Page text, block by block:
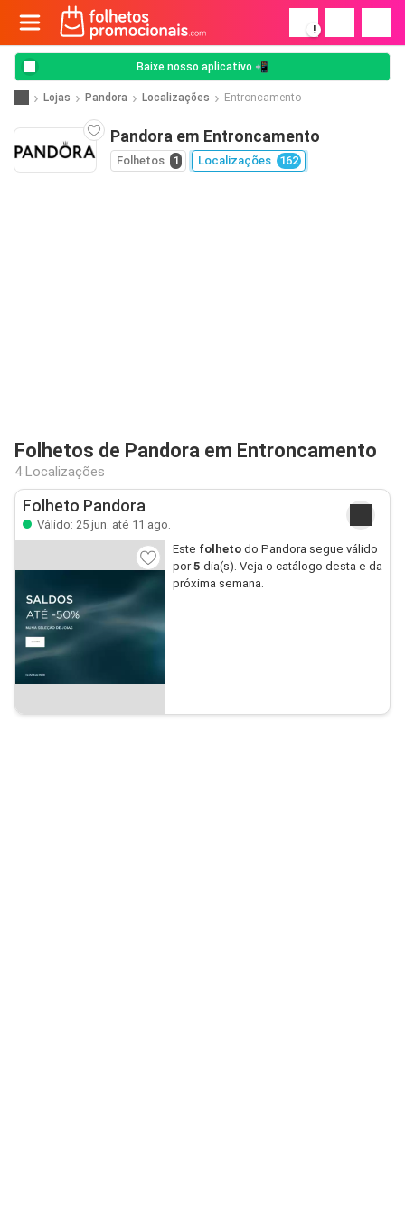
!
Baixe nosso aplicativo 📲
Lojas Pandora Localizações Entroncamento
Pandora em Entroncamento
Folhetos 1 Localizações 162
Folhetos de Pandora em Entroncamento
4 Localizações
Folheto Pandora
Válido: 25 jun. até 11 ago.
Este folhetodo Pandora segue válido
por5 dia(s). Veja o catálogo desta e da
próxima semana.